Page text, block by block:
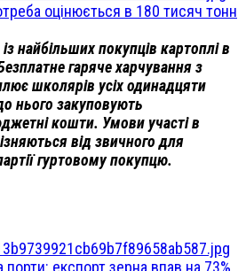
оцінюється в 180 тисяч тонн
найбільших покупців картоплі в
гаряче харчування з
школярів усіх одинадцяти
нього закуповують
кошти. Умови участі в
від звичного для
гуртовому покупцю.
порти: експорт зерна впав на 73%